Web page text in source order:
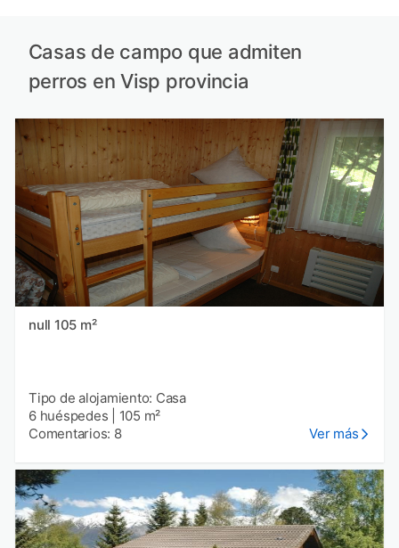
Casas de campo que admiten
perros en Visp provincia
null 105 m²
Tipo de alojamiento: Casa
6 huéspedes
105 m²
Comentarios: 8
Ver más